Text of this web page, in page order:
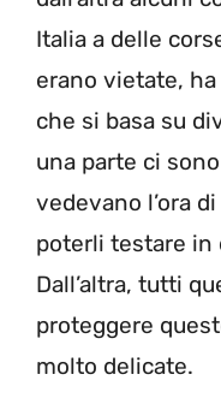
Italia a delle
erano vietate,
che si basa su
una parte ci
vedevano l’ora
poterli testare in
Dall’altra, tutti
proteggere
molto delicate.